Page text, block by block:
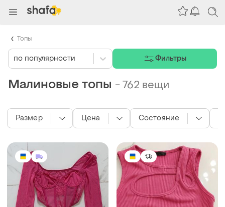
Малиновые топы -762 вещи
Размер Цена Состояние
по популярности Фильтры
Топы